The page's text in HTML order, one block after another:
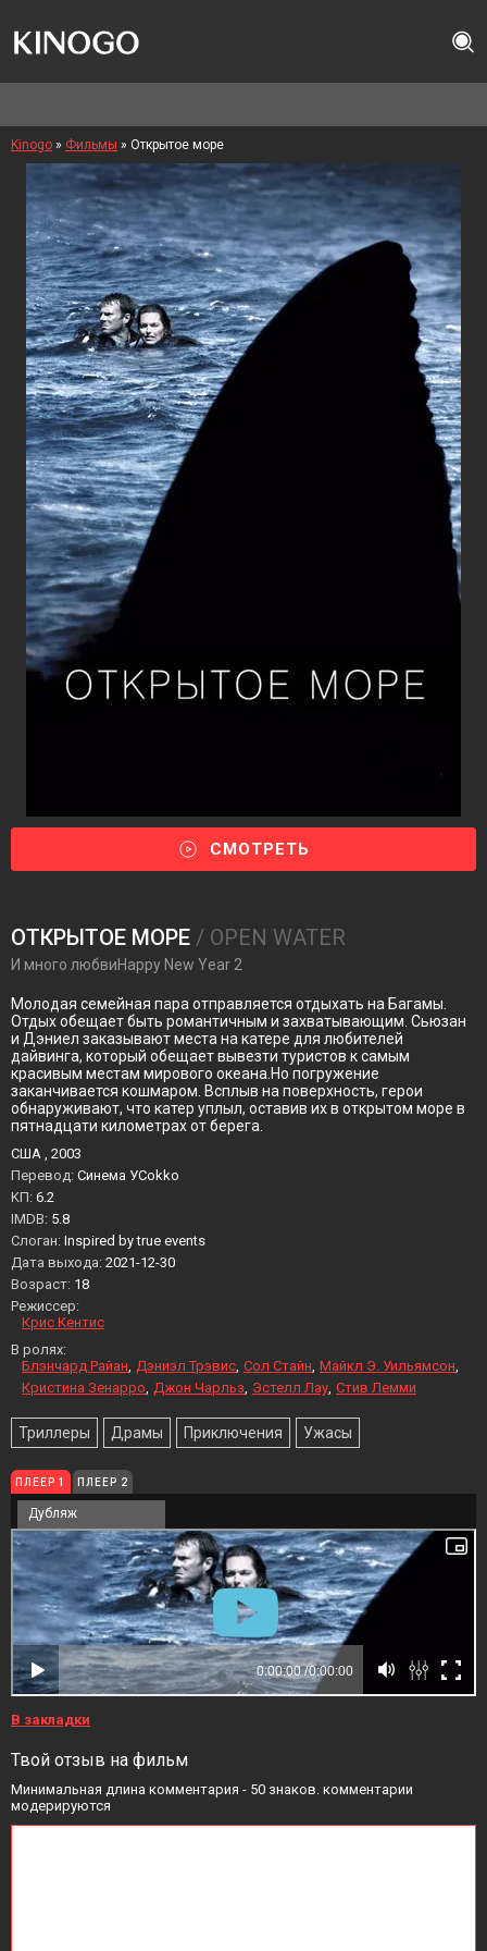
Kinogo » Фильмы » Открытое море
СМОТРЕТЬ
ОТКРЫТОЕ МОРЕ / OPEN WATER
И много любвиHappy New Year 2
Молодая семейная пара отправляется отдыхать на Багамы.
Отдых обещает быть романтичным и захватывающим. Сьюзан
и Дэниел заказывают места на катере для любителей
дайвинга, который обещает вывезти туристов к самым
красивым местам мирового океана.Но погружение
заканчивается кошмаром. Всплыв на поверхность, герои
обнаруживают, что катер уплыл, оставив их в открытом море в
пятнадцати километрах от берега.
США , 2003
Перевод: Синема УСokko
KП: 6.2
IMDB: 5.8
Слоган: Inspired by true events
Дата выхода: 2021-12-30
Возраст: 18
Режиссер:
Крис Кентис
В ролях:
Блэнчард Райан Дэниэл Трэвис Сол Стайн Майкл Э. Уильямсон
Кристина Зенарро Джон Чарльз Эстелл Лау Стив Лемми
Триллеры Драмы Приключения Ужасы
ПЛЕЕР 1 ПЛЕЕР 2
Дубляж
В закладки
Твой отзыв на фильм
Минимальная длина комментария - 50 знаков. комментарии
модерируются